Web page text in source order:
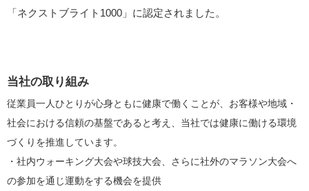
「ネクストブライト1000」に認定されました。
当社の取り組み
従業員一人ひとりが心身ともに健康で働くことが、お客様や地域・
社会における信頼の基盤であると考え、当社では健康に働ける環境
づくりを推進しています。
・社内ウォーキング大会や球技大会、さらに社外のマラソン大会へ
の参加を通じ運動をする機会を提供